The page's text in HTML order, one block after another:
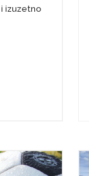
izuzetno